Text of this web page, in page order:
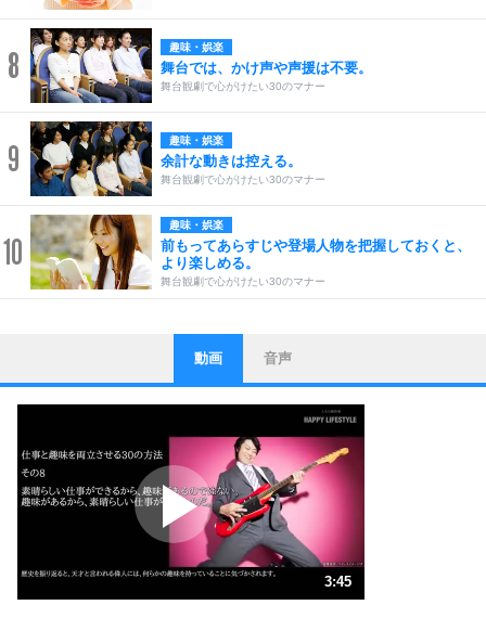
8 趣味・娯楽
舞台では、かけ声や声援は不要。
舞台観劇で心がけたい30のマナー
9 趣味・娯楽
余計な動きは控える。
舞台観劇で心がけたい30のマナー
10
趣味・娯楽
前もってあらすじや登場人物を把握しておくと、
より楽しめる。
舞台観劇で心がけたい30のマナー
1
ストレス対策
他人と比べない。
いっそのこと、他人を見ない。
いらいらしない人になる30の方法
プラス思考
ポジティブになれない原因は、行動しないから。
ポジティブ思考になる30の方法
ストレス対策
人生、なんとかなるもの。
気楽に生きる30の方法
動画 音声
3:45